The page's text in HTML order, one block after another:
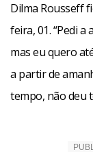
Dilma Rousseff
feira, 01. “Pedi
mas eu quero
a partir de
tempo, não deu